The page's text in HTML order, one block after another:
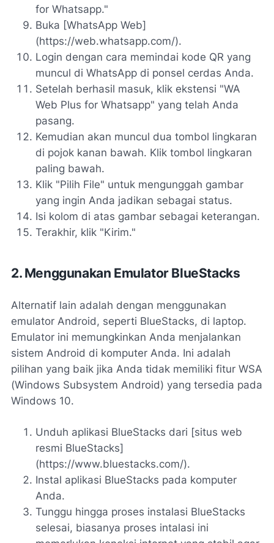
for Whatsapp."
Buka [WhatsApp Web]
(https://web.whatsapp.com/).
Login dengan cara memindai kode QR yang
muncul di WhatsApp di ponsel cerdas Anda.
Setelah berhasil masuk, klik ekstensi "WA
Web Plus for Whatsapp" yang telah Anda
pasang.
Kemudian akan muncul dua tombol lingkaran
di pojok kanan bawah. Klik tombol lingkaran
paling bawah.
Klik "Pilih File" untuk mengunggah gambar
yang ingin Anda jadikan sebagai status.
Isi kolom di atas gambar sebagai keterangan.
Terakhir, klik "Kirim."
2. Menggunakan Emulator BlueStacks
Alternatif lain adalah dengan menggunakan
emulator Android, seperti BlueStacks, di laptop.
Emulator ini memungkinkan Anda menjalankan
sistem Android di komputer Anda. Ini adalah
pilihan yang baik jika Anda tidak memiliki fitur WSA
(Windows Subsystem Android) yang tersedia pada
Windows 10.
Unduh aplikasi BlueStacks dari [situs web
resmi BlueStacks]
(https://www.bluestacks.com/).
Instal aplikasi BlueStacks pada komputer
Anda.
Tunggu hingga proses instalasi BlueStacks
selesai, biasanya proses intalasi ini